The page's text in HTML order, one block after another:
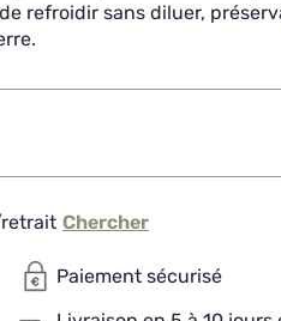
refroidir sans diluer,
Chercher
Paiement sécurisé